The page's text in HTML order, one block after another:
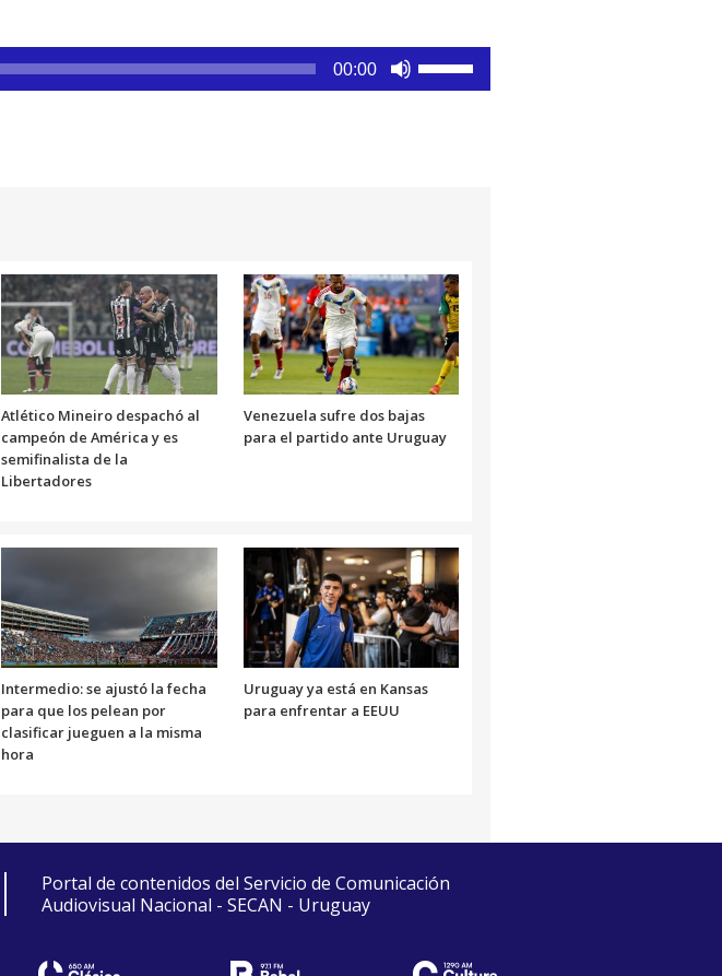
00:00
disminuir
el
volumen.
Atlético Mineiro despachó al
campeón de América y es
semifinalista de la
Libertadores
Venezuela sufre dos bajas
para el partido ante Uruguay
Intermedio: se ajustó la fecha
para que los pelean por
clasificar jueguen a la misma
hora
Uruguay ya está en Kansas
para enfrentar a EEUU
Portal de contenidos del Servicio de Comunicación
Audiovisual Nacional - SECAN - Uruguay